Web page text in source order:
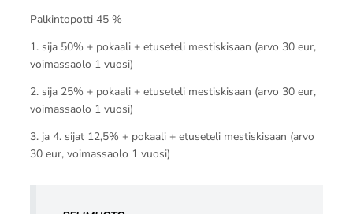
Palkintopotti 45 %
1. sija 50% + pokaali + etuseteli mestiskisaan (arvo 30 eur,
voimassaolo 1 vuosi)
2. sija 25% + pokaali + etuseteli mestiskisaan (arvo 30 eur,
voimassaolo 1 vuosi)
3. ja 4. sijat 12,5% + pokaali + etuseteli mestiskisaan (arvo
30 eur, voimassaolo 1 vuosi)